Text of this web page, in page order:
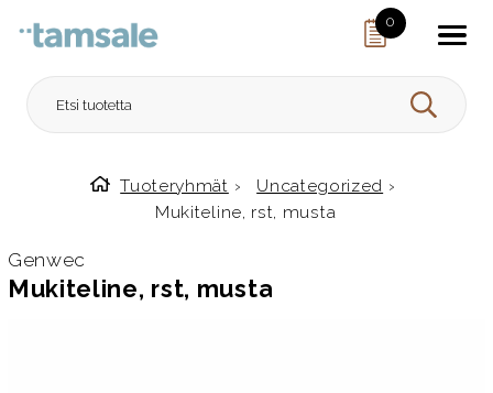
0
HAE
Etusivulle
Tuoteryhmät › Uncategorized ›
Mukiteline, rst, musta
Genwec
Mukiteline, rst, musta